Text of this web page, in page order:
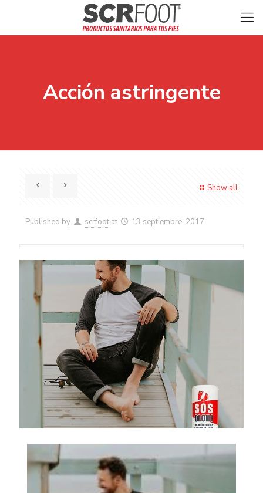
Acción astringente
Show all
Published by scrfoot at 13 septiembre, 2017